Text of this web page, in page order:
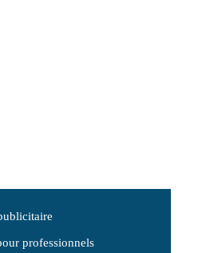
professionnels